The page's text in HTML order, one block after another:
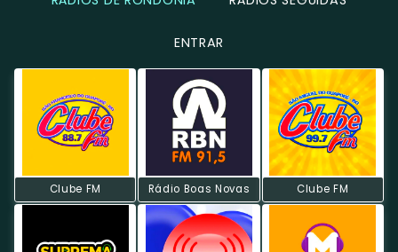
ENTRAR
Clube FM Rádio Boas Novas Clube FM